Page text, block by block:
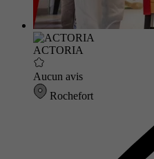
ACTORIA
Aucun avis
Rochefort